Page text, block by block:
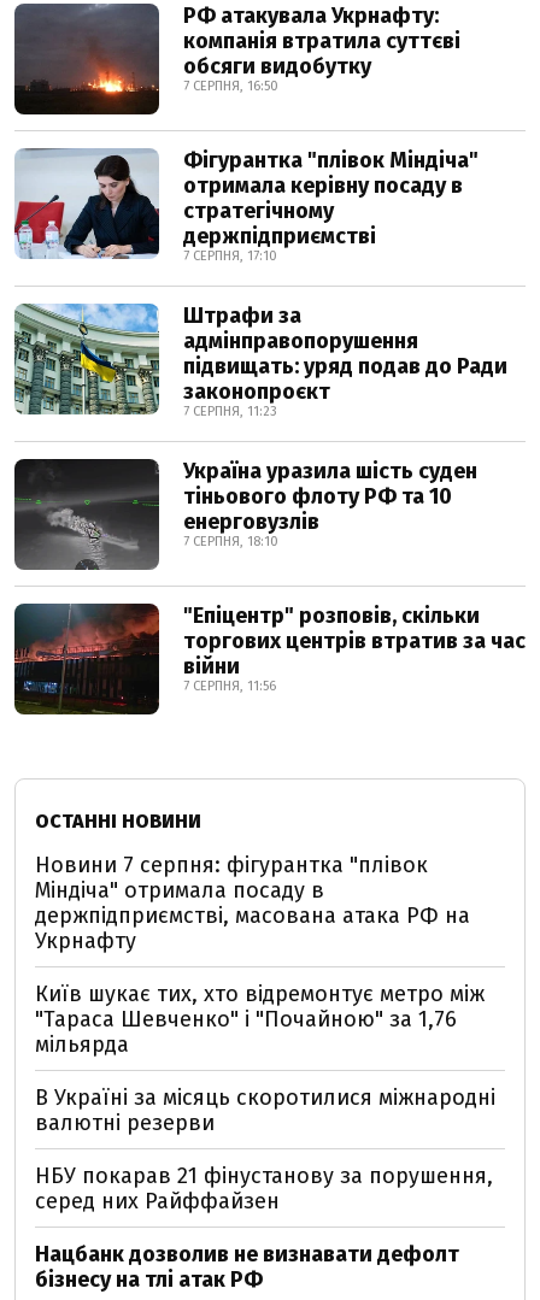
РФ атакувала Укрнафту:
компанія втратила суттєві
обсяги видобутку
7 СЕРПНЯ, 16:50
Фігурантка "плівок Міндіча"
отримала керівну посаду в
стратегічному
держпідприємстві
7 СЕРПНЯ, 17:10
Штрафи за
адмінправопорушення
підвищать: уряд подав до Ради
законопроєкт
7 СЕРПНЯ, 11:23
Україна уразила шість суден
тіньового флоту РФ та 10
енерговузлів
7 СЕРПНЯ, 18:10
"Епіцентр" розповів, скільки
торгових центрів втратив за час
війни
7 СЕРПНЯ, 11:56
ОСТАННІ НОВИНИ
Новини 7 серпня: фігурантка "плівок
Міндіча" отримала посаду в
держпідприємстві, масована атака РФ на
Укрнафту
Київ шукає тих, хто відремонтує метро між
"Тараса Шевченко" і "Почайною" за 1,76
мільярда
В Україні за місяць скоротилися міжнародні
валютні резерви
НБУ покарав 21 фінустанову за порушення,
серед них Райффайзен
Нацбанк дозволив не визнавати дефолт
бізнесу на тлі атак РФ